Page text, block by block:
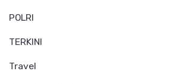
POLRI
TERKINI
Travel